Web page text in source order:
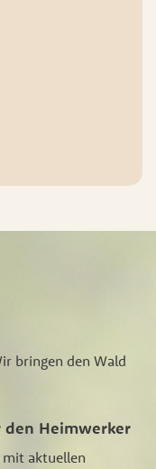
bringen den Wald
den Heimwerker
mit aktuellen